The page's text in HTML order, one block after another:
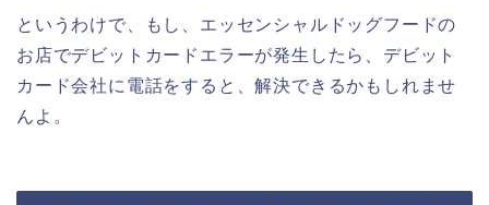
というわけで、もし、エッセンシャルドッグフードの
お店でデビットカードエラーが発生したら、デビット
カード会社に電話をすると、解決できるかもしれませ
んよ。